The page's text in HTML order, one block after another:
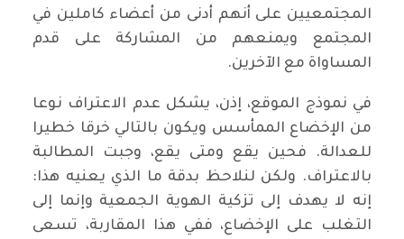
المجتمعيين على أنهم أدنى من أعضاء كاملين في
المجتمع ويمنعهم من المشاركة على قدم
المساواة مع الآخرين.
في نموذج الموقع، إذن، يشكل عدم الاعتراف نوعا
من الإخضاع الممأسس ويكون بالتالي خرقا خطيرا
للعدالة. فحين يقع ومتى يقع، وجبت المطالبة
بالاعتراف. ولكن لنلاحظ بدقة ما الذي يعنيه هذا:
إنه لا يهدف إلى تزكية الهوية الجمعية وإنما إلى
التغلب على الإخضاع، ففي هذا المقاربة، تسعى